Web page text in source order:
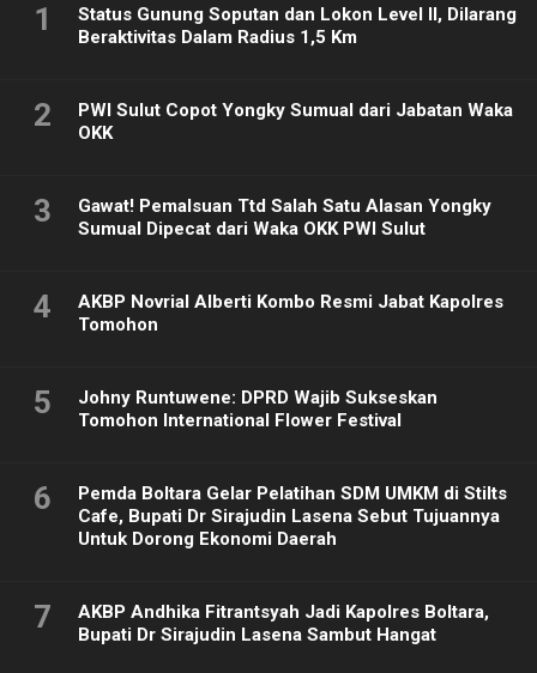
1
Status Gunung Soputan dan Lokon Level II, Dilarang
Beraktivitas Dalam Radius 1,5 Km
2
PWI Sulut Copot Yongky Sumual dari Jabatan Waka
OKK
3
Gawat! Pemalsuan Ttd Salah Satu Alasan Yongky
Sumual Dipecat dari Waka OKK PWI Sulut
4
AKBP Novrial Alberti Kombo Resmi Jabat Kapolres
Tomohon
5
Johny Runtuwene: DPRD Wajib Sukseskan
Tomohon International Flower Festival
6
Pemda Boltara Gelar Pelatihan SDM UMKM di Stilts
Cafe, Bupati Dr Sirajudin Lasena Sebut Tujuannya
Untuk Dorong Ekonomi Daerah
7
AKBP Andhika Fitrantsyah Jadi Kapolres Boltara,
Bupati Dr Sirajudin Lasena Sambut Hangat